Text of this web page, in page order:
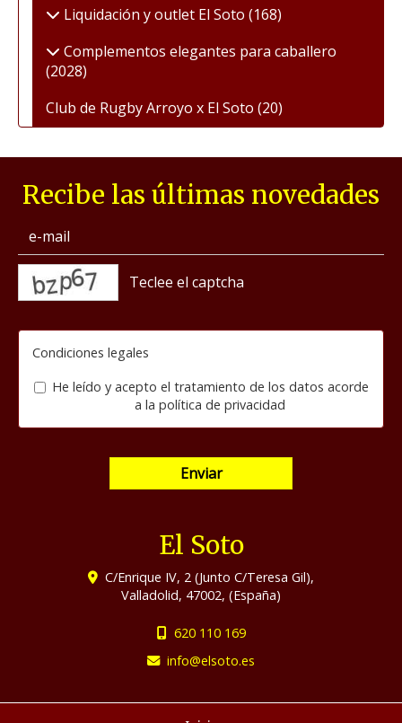
Liquidación y outlet El Soto (168)
Complementos elegantes para caballero
(2028)
Club de Rugby Arroyo x El Soto (20)
Recibe las últimas novedades
Condiciones legales
He leído y acepto el tratamiento de los datos acorde
a la política de privacidad
Enviar
El Soto
C/Enrique IV, 2 (Junto C/Teresa Gil),
Valladolid, 47002, (España)
620 110 169
info
elsoto.es